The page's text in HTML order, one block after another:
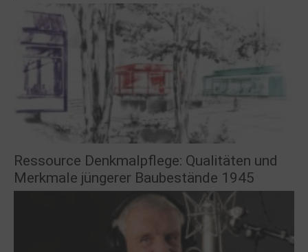
Ressource Denkmalpflege: Qualitäten und
Merkmale jüngerer Baubestände 1945